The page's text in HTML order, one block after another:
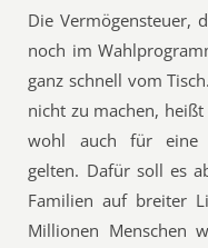
Die Vermögensteuer,
noch im
ganz schnell vom
nicht zu machen,
wohl auch für eine
gelten. Dafür soll es
Familien auf breiter
Millionen Menschen